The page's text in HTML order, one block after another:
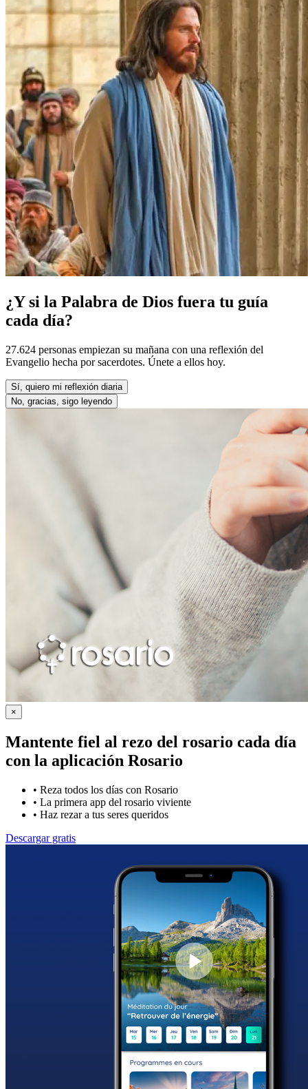
¿Y si la Palabra de Dios fuera tu guía
cada día?
27.624 personas empiezan su mañana con una reflexión del
Evangelio hecha por sacerdotes. Únete a ellos hoy.
Sí, quiero mi reflexión diaria
No, gracias, sigo leyendo
×
Mantente fiel al rezo del rosario cada día
con la aplicación Rosario
• Reza todos los días con Rosario
• La primera app del rosario viviente
• Haz rezar a tus seres queridos
Descargar gratis